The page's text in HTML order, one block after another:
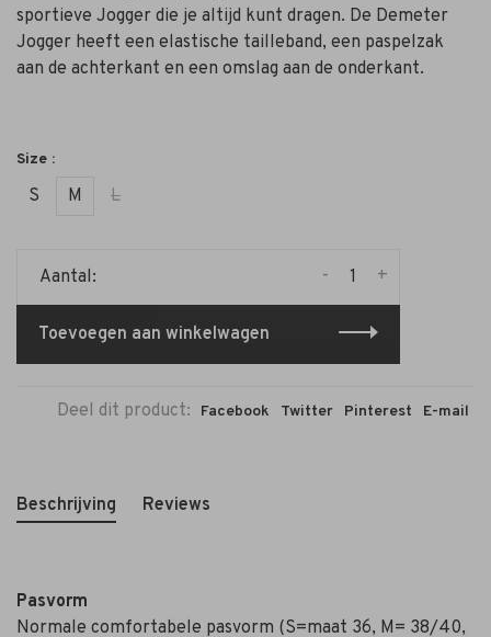
sportieve Jogger die je altijd kunt dragen. De Demeter
Jogger heeft een elastische tailleband, een paspelzak
aan de achterkant en een omslag aan de onderkant.
Size :
S M L
Aantal: +
-
Toevoegen aan winkelwagen
Deel dit product: Facebook Twitter Pinterest E-mail
Beschrijving Reviews
Pasvorm
Normale comfortabele pasvorm (S=maat 36, M= 38/40,